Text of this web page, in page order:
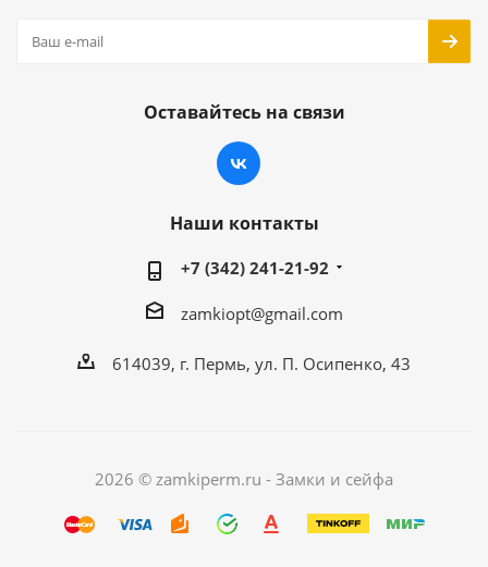
Оставайтесь на связи
Наши контакты
+7 (342) 241-21-92
zamkiopt@gmail.com
614039, г. Пермь, ул. П. Осипенко, 43
2026 © zamkiperm.ru - Замки и сейфа